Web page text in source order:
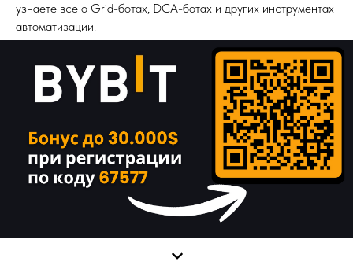
узнаете все о Grid-ботах, DCA-ботах и других инструментах
автоматизации.